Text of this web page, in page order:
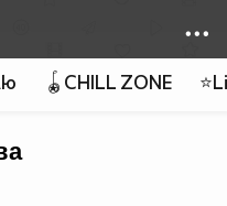
🪀CHILL ZONE